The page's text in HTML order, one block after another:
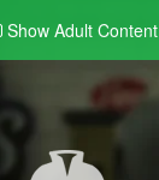
Show Adult Content